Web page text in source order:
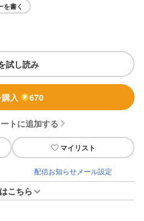
を書く
試し読み
入 670
トに追加する
マイリスト
配信お知らせメール設定
こちら